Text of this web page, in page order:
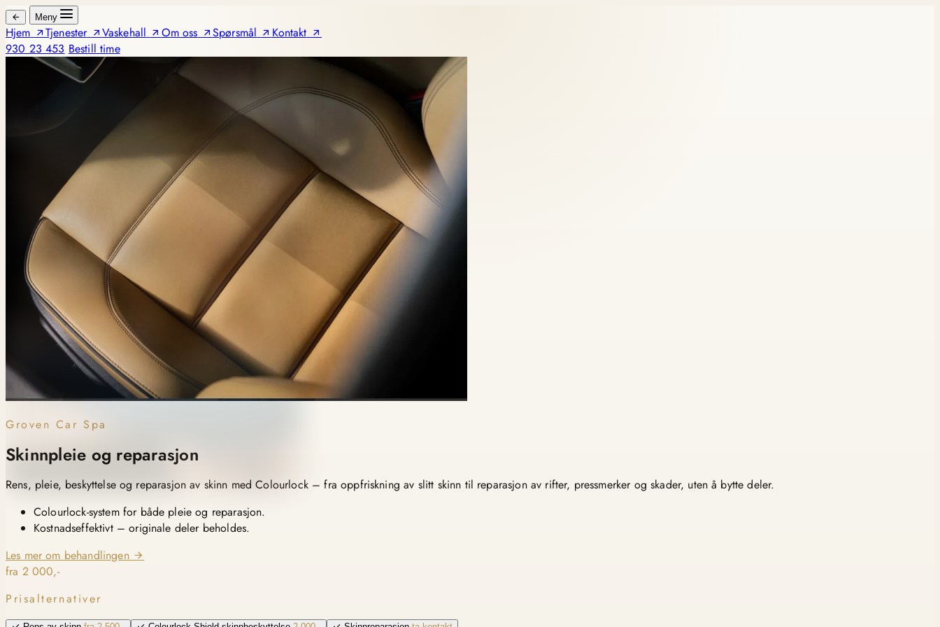
Meny
Hjem Tjenester Vaskehall Om oss Spørsmål
Kontakt
930 23 453 Bestill time
Groven Car Spa
Skinnpleie og reparasjon
Rens, pleie, beskyttelse og reparasjon av skinn med Colourlock – fra oppfriskning av slitt skinn til reparasjon av rifter, pressmerker og skader, uten å bytte deler.
Colourlock-system for både pleie og reparasjon.
Kostnadseffektivt – originale deler beholdes.
Les mer om behandlingen
fra 2 000,-
Prisalternativer